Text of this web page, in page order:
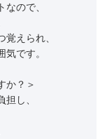
ので、
えられ、
です。
か？＞
し、